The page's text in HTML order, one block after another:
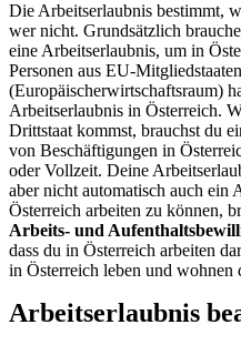
Die Arbeitserlaubnis bestimmt,
wer nicht. Grundsätzlich
eine Arbeitserlaubnis, um in
Personen aus EU-
(Europäischerwirtschaftsraum)
Arbeitserlaubnis in Österreich.
Drittstaat kommst, brauchst du
von Beschäftigungen in
oder Vollzeit. Deine
aber nicht automatisch auch ein
Österreich arbeiten zu können,
Arbeits- und
dass du in Österreich arbeiten
in Österreich leben und wohnen
Arbeitserlaubnis